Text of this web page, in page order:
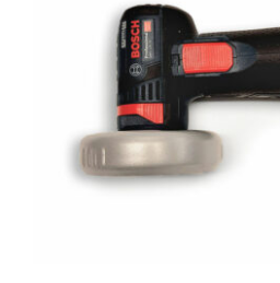
Akku-Winkelschleifer
GWS